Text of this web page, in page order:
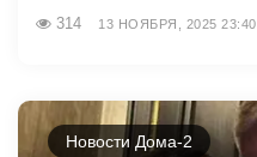
314 13 НОЯБРЯ, 2025 23:40
Новости Дома-2